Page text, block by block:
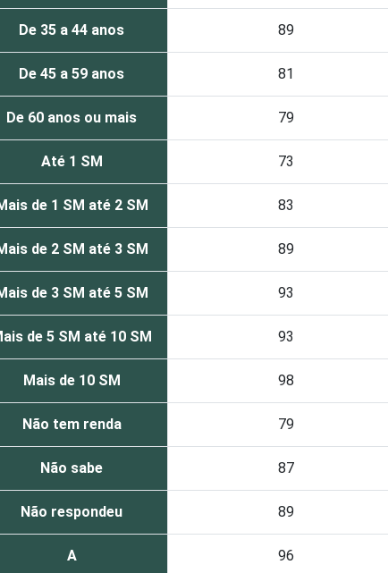
De 35 a 44 anos 89
De 45 a 59 anos 81
De 60 anos ou mais 79
Até 1 SM 73
de 1 SM até 2 SM 83
de 2 SM até 3 SM 89
de 3 SM até 5 SM 93
de 5 SM até 10 SM 93
Mais de 10 SM 98
Não tem renda 79
Não sabe 87
Não respondeu 89
A 96